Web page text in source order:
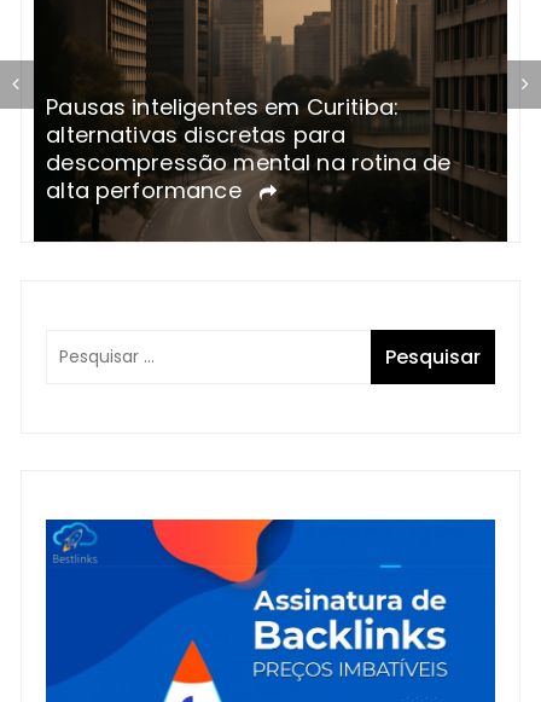
Pausas inteligentes em Curitiba:
alternativas discretas para
descompressão mental na rotina de
alta performance